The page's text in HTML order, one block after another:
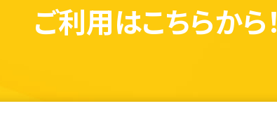
ご利用はこちらから！